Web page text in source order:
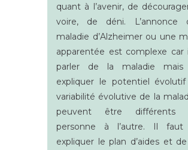
quant à l’avenir, de
voire, de déni. L’annonce
maladie d’Alzheimer ou une
apparentée est complexe car
parler de la maladie mais
expliquer le potentiel
variabilité évolutive de la
peuvent être différents
personne à l’autre. Il faut
expliquer le plan d’aides et